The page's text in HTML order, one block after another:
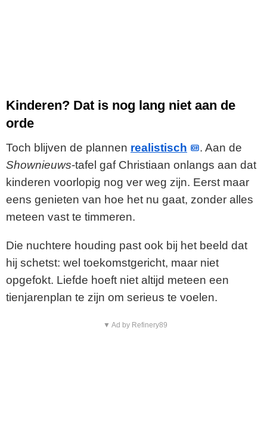
Kinderen? Dat is nog lang niet aan de
orde
Toch blijven de plannen realistisch
. Aan de
Shownieuws-tafel gaf Christiaan onlangs aan dat
kinderen voorlopig nog ver weg zijn. Eerst maar
eens genieten van hoe het nu gaat, zonder alles
meteen vast te timmeren.
Die nuchtere houding past ook bij het beeld dat
hij schetst: wel toekomstgericht, maar niet
opgefokt. Liefde hoeft niet altijd meteen een
tienjarenplan te zijn om serieus te voelen.
▼ Ad by Refinery89